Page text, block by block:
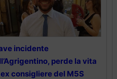
incidente
perde la vita
consigliere del M5S